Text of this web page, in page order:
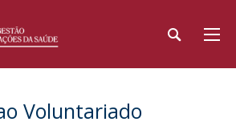
Voluntariado